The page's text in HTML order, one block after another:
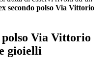
secondo polso Via Vittorio
polso Via Vittorio
gioielli